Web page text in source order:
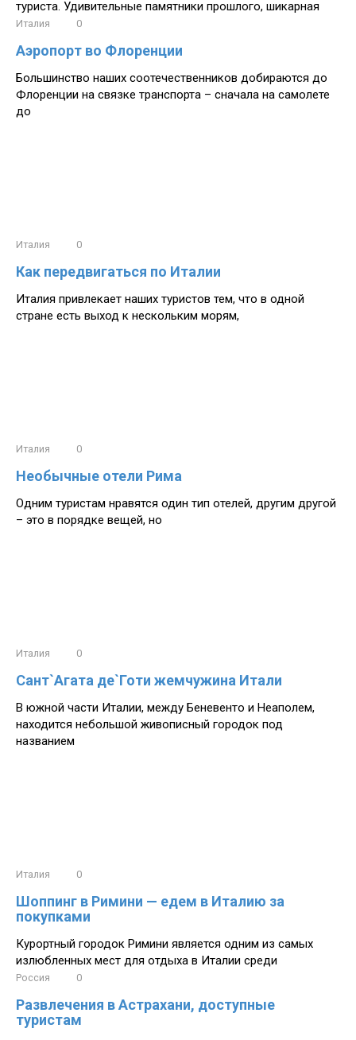
туриста. Удивительные памятники прошлого, шикарная
Италия 0
Аэропорт во Флоренции
Большинство наших соотечественников добираются до
Флоренции на связке транспорта – сначала на самолете
до
Италия 0
Как передвигаться по Италии
Италия привлекает наших туристов тем, что в одной
стране есть выход к нескольким морям,
Италия 0
Необычные отели Рима
Одним туристам нравятся один тип отелей, другим другой
– это в порядке вещей, но
Италия 0
Сант`Агата де`Готи жемчужина Итали
В южной части Италии, между Беневенто и Неаполем,
находится небольшой живописный городок под
названием
Италия 0
Шоппинг в Римини — едем в Италию за
покупками
Курортный городок Римини является одним из самых
излюбленных мест для отдыха в Италии среди
Россия 0
Развлечения в Астрахани, доступные
туристам